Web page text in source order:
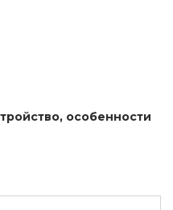
особенности